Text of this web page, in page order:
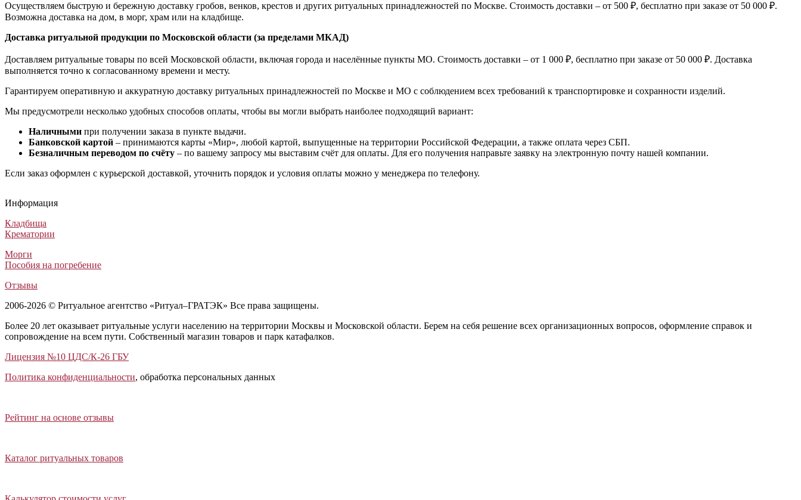
Осуществляем быструю и бережную доставку гробов, венков, крестов и других ритуальных принадлежностей по Москве. Стоимость доставки – от 500 ₽, бесплатно при заказе от 50 000 ₽.
Возможна доставка на дом, в морг, храм или на кладбище.
Доставка ритуальной продукции по Московской области (за пределами МКАД)
Доставляем ритуальные товары по всей Московской области, включая города и населённые пункты МО. Стоимость доставки – от 1 000 ₽, бесплатно при заказе от 50 000 ₽. Доставка
выполняется точно к согласованному времени и месту.
Гарантируем оперативную и аккуратную доставку ритуальных принадлежностей по Москве и МО с соблюдением всех требований к транспортировке и сохранности изделий.
Мы предусмотрели несколько удобных способов оплаты, чтобы вы могли выбрать наиболее подходящий вариант:
Наличными при получении заказа в пункте выдачи.
Банковской картой – принимаются карты «Мир», любой картой, выпущенные на территории Российской Федерации, а также оплата через СБП.
Безналичным переводом по счёту – по вашему запросу мы выставим счёт для оплаты. Для его получения направьте заявку на электронную почту нашей компании.
Если заказ оформлен с курьерской доставкой, уточнить порядок и условия оплаты можно у менеджера по телефону.
Информация
Кладбища
Крематории
Морги
Пособия на погребение
Отзывы
2006-2026 © Ритуальное агентство «Ритуал–ГРАТЭК» Все права защищены.
Более 20 лет оказывает ритуальные услуги населению на территории Москвы и Московской области. Берем на себя решение всех организационных вопросов, оформление справок и
сопровождение на всем пути. Собственный магазин товаров и парк катафалков.
Лицензия №10 ЦДС/К-26 ГБУ
Политика конфиденциальности, обработка персональных данных
Рейтинг на основе отзывы
Каталог ритуальных товаров